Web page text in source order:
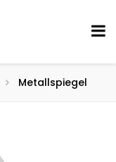
Metallspiegel